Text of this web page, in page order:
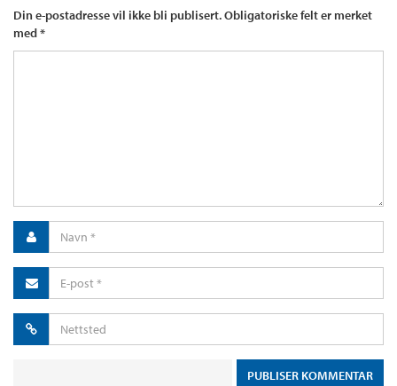
Din e-postadresse vil ikke bli publisert.Obligatoriske felt er merket
med*